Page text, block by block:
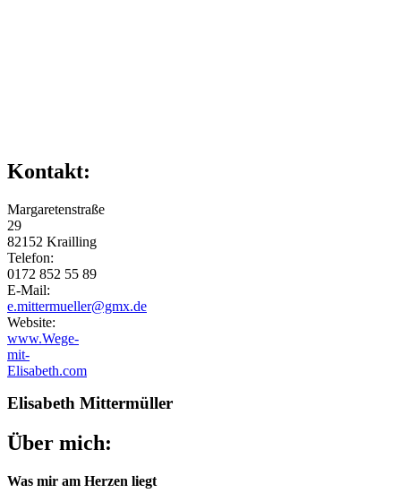
Kontakt:
Margaretenstraße
29
82152 Krailling
Telefon:
0172 852 55 89
E-Mail:
e.mittermueller@gmx.de
Website:
www.Wege-
mit-
Elisabeth.com
Elisabeth Mittermüller
Über mich:
Was mir am Herzen liegt